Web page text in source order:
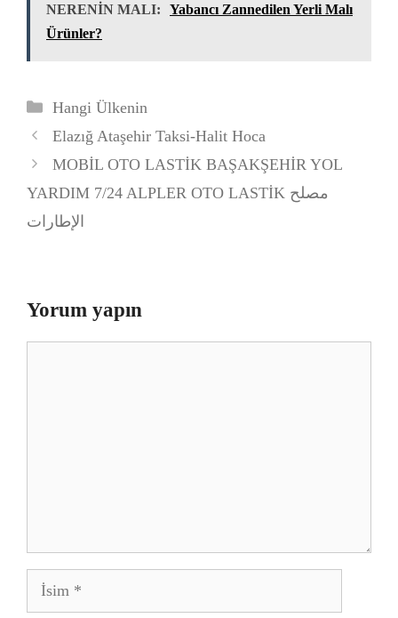
NERENİN MALI:
Yabancı Zannedilen Yerli Malı
Ürünler?
Kategoriler
Hangi Ülkenin
Elazığ Ataşehir Taksi-Halit Hoca
MOBİL OTO LASTİK BAŞAKŞEHİR YOL
YARDIM 7/24 ALPLER OTO LASTİK مصلح
الإطارات
Yorum yapın
İsim